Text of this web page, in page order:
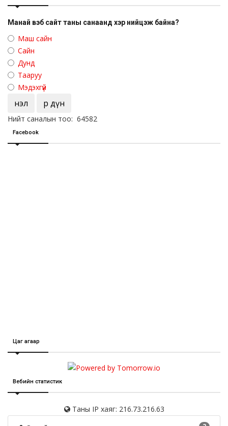
Манай вэб сайт таны санаанд хэр нийцэж байна?
Маш сайн
Сайн
Дунд
Тааруу
Мэдэхгүй
Үнэл Үр дүн
Нийт саналын тоо: 64582
Facebook
Цаг агаар
Вебийн статистик
Таны IP хаяг: 216.73.216.63